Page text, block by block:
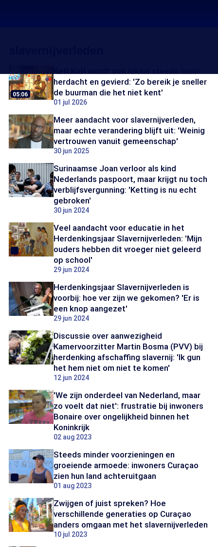
05:06
herdacht en gevierd: 'Zo bereik je sneller
de buurman die het niet kent'
01 jul 2026
Meer aandacht voor slavernijverleden,
maar echte verandering blijft uit: 'Weinig
vertrouwen vanuit gemeenschap'
30 jun 2025
Surinaamse Joan verloor als kind
Nederlands paspoort, maar krijgt nu toch
verblijfsvergunning: 'Ketting is nu echt
gebroken'
30 jun 2024
Veel aandacht voor educatie in het
Herdenkingsjaar Slavernijverleden: 'Mijn
ouders hebben dit vroeger niet geleerd
op school'
29 jun 2024
Herdenkingsjaar Slavernijverleden is
voorbij: hoe ver zijn we gekomen? 'Er is
een knop aangezet'
29 jun 2024
Discussie over aanwezigheid
Kamervoorzitter Martin Bosma (PVV) bij
herdenking afschaffing slavernij: 'Ik gun
het hem niet om niet te komen'
12 jun 2024
'We zijn onderdeel van Nederland, maar
zo voelt dat niet': frustratie bij inwoners
Bonaire over ongelijkheid binnen het
Koninkrijk
02 aug 2023
Steeds minder voorzieningen en
groeiende armoede: inwoners Curaçao
zien hun land achteruitgaan
01 aug 2023
Zwijgen of juist spreken? Hoe
verschillende generaties op Curaçao
anders omgaan met het slavernijverleden
10 jul 2023